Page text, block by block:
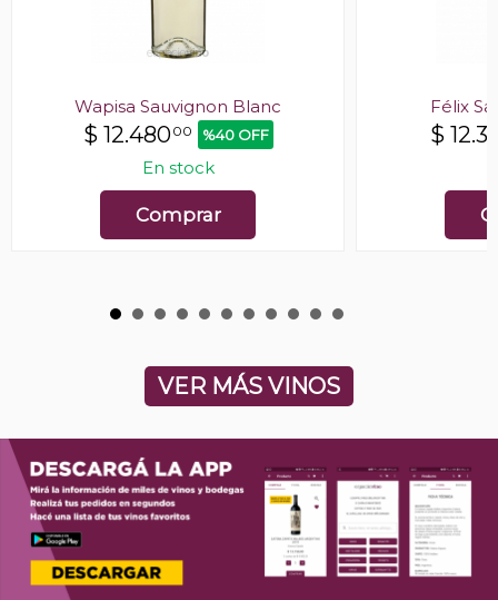
Wapisa Sauvignon Blanc
$ 12.48000 %40 OFF
En stock
Comprar
Félix
$
VER MÁS VINOS